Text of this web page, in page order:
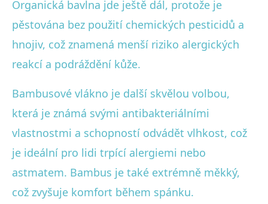
Organická bavlna jde ještě dál, protože je
pěstována bez použití chemických pesticidů a
hnojiv, což znamená menší riziko alergických
reakcí a podráždění kůže.
Bambusové vlákno je další skvělou volbou,
která je známá svými antibakteriálními
vlastnostmi a schopností odvádět vlhkost, což
je ideální pro lidi trpící alergiemi nebo
astmatem. Bambus je také extrémně měkký,
což zvyšuje komfort během spánku.